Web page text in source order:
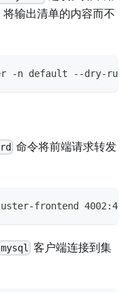
输出清单的内容而不
-n default --dry-run
命令将前端请求转发
frontend
mysql 客户端连接到集